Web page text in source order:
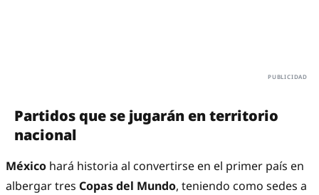
Partidos que se jugarán en territorio
nacional
México hará historia al convertirse en el primer país en
albergar tres Copas del Mundo, teniendo como sedes a